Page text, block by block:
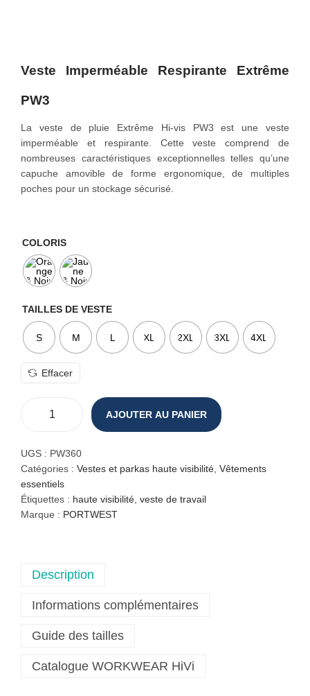
Veste Imperméable Respirante Extrême
PW3
La veste de pluie Extrême Hi-vis PW3 est une veste
imperméable et respirante. Cette veste comprend de
nombreuses caractéristiques exceptionnelles telles qu’une
capuche amovible de forme ergonomique, de multiples
poches pour un stockage sécurisé.
COLORIS
TAILLES DE VESTE
S M L XL 2XL 3XL 4XL
Effacer
q
a
n
t
i
t
V
s
e
m
AJOUTER AU PANIER
UGS : PW360
Catégories : Vestes et parkas haute visibilité, Vêtements
essentiels
Étiquettes : haute visibilité, veste de travail
Marque : PORTWEST
Description
Informations complémentaires
Guide des tailles
Catalogue WORKWEAR HiVi